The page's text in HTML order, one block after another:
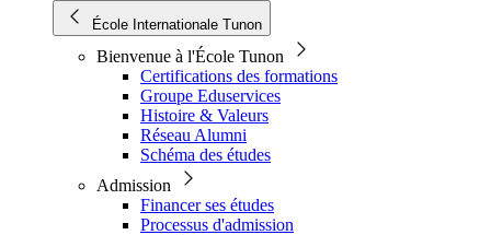
École Internationale Tunon
Bienvenue à l'École Tunon
Certifications des formations
Groupe Eduservices
Histoire & Valeurs
Réseau Alumni
Schéma des études
Admission
Financer ses études
Processus d'admission